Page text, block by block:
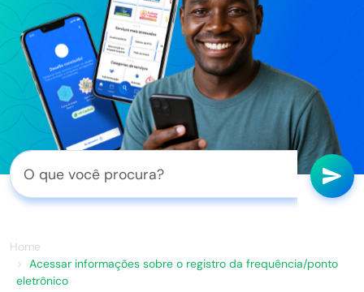
Home
Acessar informações sobre o registro da frequência/ponto
eletrônico